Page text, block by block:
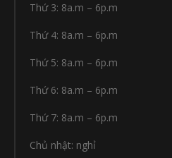
Thứ 3: 8a.m – 6p.m
Thứ 4: 8a.m – 6p.m
Thứ 5: 8a.m – 6p.m
Thứ 6: 8a.m – 6p.m
Thứ 7: 8a.m – 6p.m
Chủ nhật: nghỉ